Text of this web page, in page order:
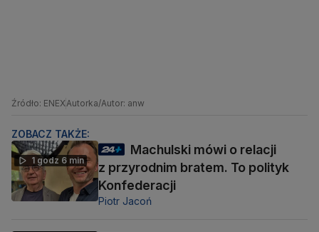
Źródło: ENEXAutorka/Autor: anw
ZOBACZ TAKŻE:
1 godz 6 min
Machulski mówi o relacji
z przyrodnim bratem. To polityk
Konfederacji
Piotr Jacoń